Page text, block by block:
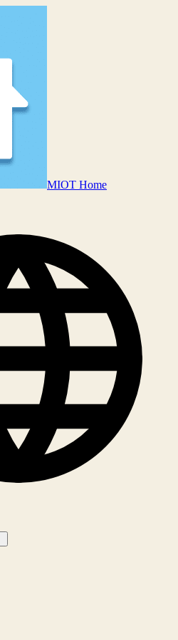
MIOT Home